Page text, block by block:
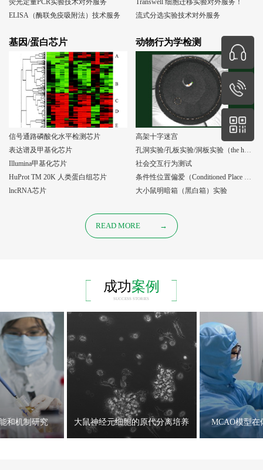
荧光定量PCR实验技术对外服务
ELISA（酶联免疫吸附法）技术服务
Transwell 细胞迁移实验对外服务！
流式分选实验技术对外服务
基因/蛋白芯片
信号通路磷酸化水平检测芯片
表达谱及甲基化芯片
Illumina甲基化芯片
HuProt TM 20K 人类蛋白组芯片
lncRNA芯片
动物行为学检测
高架十字迷宫
孔洞实验/孔板实验/洞板实验（the holeboard test）
社会交互行为测试
条件性位置偏爱（Conditioned Place Preference, CPP）实验
大小鼠明暗箱（黑白箱）实验
READ MORE →
成功案例
SUCCESS STORIES
和机制研究 大鼠神经元细胞的原代分离培养 MCAO模型在